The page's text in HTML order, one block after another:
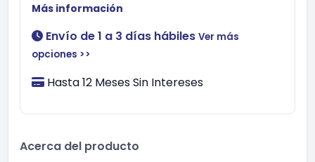
Más información
Envío de 1 a 3 días hábiles Ver más
opciones >>
Hasta 12 Meses Sin Intereses
Acerca del producto